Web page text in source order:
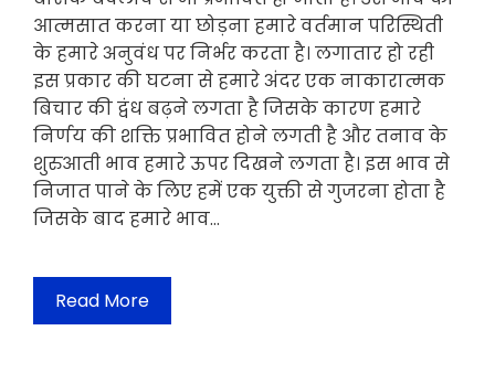
आत्मसात करना या छोड़ना हमारे वर्तमान परिस्थिती
के हमारे अनुवंध पर निर्भर करता है। लगातार हो रही
इस प्रकार की घटना से हमारे अंदर एक नाकारात्मक
बिचार की द्वंध बढ़ने लगता है जिसके कारण हमारे
निर्णय की शक्ति प्रभावित होने लगती है और तनाव के
शुरुआती भाव हमारे ऊपर दिखने लगता है। इस भाव से
निजात पाने के लिए हमें एक युक्ती से गुजरना होता है
जिसके बाद हमारे भाव…
Read More